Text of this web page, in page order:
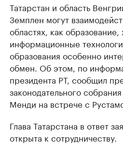
Татарстан и область
Земплен могут
областях, как
информационные
образования особенно
обмен. Об этом, по
президента РТ, сообщил
законодательного
Менди на встрече с
Глава Татарстана в ответ
открыта к сотрудничеству.